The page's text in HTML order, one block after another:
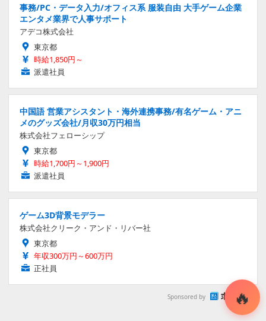
事務/PC・データ入力/オフィス系 服装自由 大手ゲーム企業
エンタメ業界で人事サポート
アデコ株式会社
東京都
時給1,850円～
派遣社員
中国語 営業アシスタント・海外連携事務/有名ゲーム・アニ
メのグッズ会社/月収30万円相当
株式会社フェローシップ
東京都
時給1,700円～1,900円
派遣社員
ゲーム3D背景モデラー
株式会社クリーク・アンド・リバー社
東京都
年収300万円～600万円
正社員
Sponsored by